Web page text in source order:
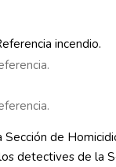
Sección de
detectives de la